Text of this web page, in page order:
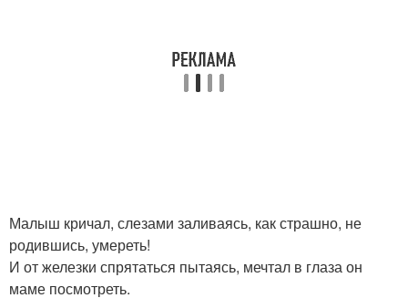
Малыш кричал, слезами заливаясь, как страшно, не
родившись, умереть!
И от железки спрятаться пытаясь, мечтал в глаза он
маме посмотреть.